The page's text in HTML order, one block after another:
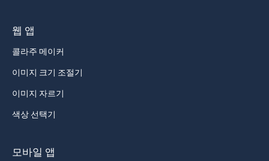
웹 앱
콜라주 메이커
이미지 크기 조절기
이미지 자르기
색상 선택기
모바일 앱